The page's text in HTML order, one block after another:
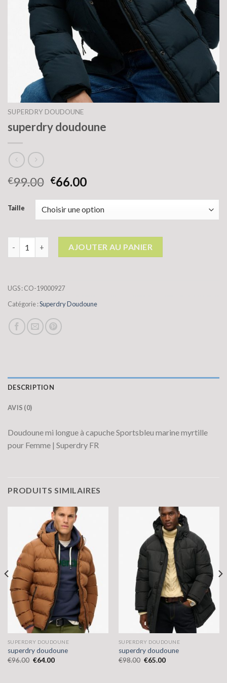
SUPERDRY DOUDOUNE
superdry doudoune
€99.00 €66.00
Taille
AJOUTER AU PANIER
UGS :CO-19000927
Catégorie :Superdry Doudoune
DESCRIPTION
AVIS (0)
Doudoune mi longue à capuche Sportsbleu marine myrtille
pour Femme | Superdry FR
PRODUITS SIMILAIRES
SUPERDRY DOUDOUNE
superdry doudoune
€96.00 €64.00
SUPERDRY DOUDOUNE
superdry doudoune
€98.00 €65.00